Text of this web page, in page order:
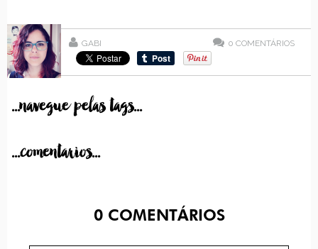
GABI 0 COMENTÁRIOS
...navegue pelas tags...
...comentarios...
0COMENTÁRIOS